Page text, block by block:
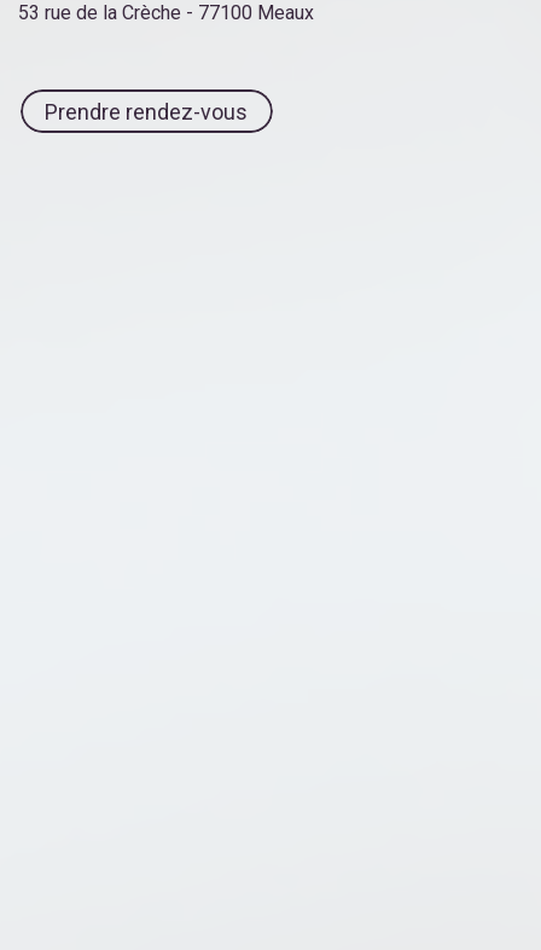
53 rue de la Crèche - 77100 Meaux
Prendre rendez-vous